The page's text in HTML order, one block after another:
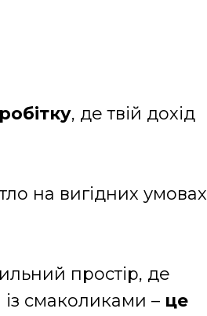
, де твій дохід
на вигідних умовах
простір, де
смаколиками – це